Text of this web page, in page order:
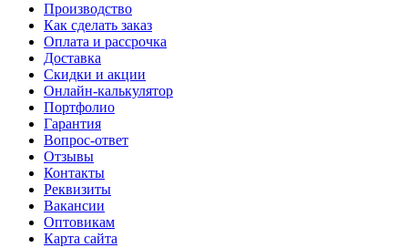
Производство
Как сделать заказ
Оплата и рассрочка
Доставка
Скидки и акции
Онлайн-калькулятор
Портфолио
Гарантия
Вопрос-ответ
Отзывы
Контакты
Реквизиты
Вакансии
Оптовикам
Карта сайта